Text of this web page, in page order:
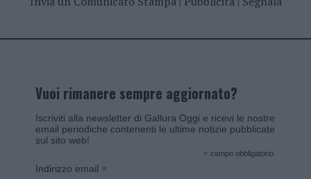
Vuoi rimanere sempre aggiornato?
Iscriviti alla newsletter di Gallura Oggi e ricevi le nostre
email periodiche contenenti le ultime notizie pubblicate
sul sito web!
* campo obbligatorio
Indirizzo email *